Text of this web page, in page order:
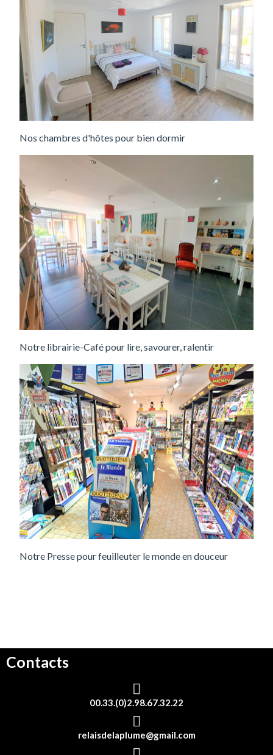
Nos chambres d'hôtes pour bien dormir
Notre librairie-Café pour lire, savourer, ralentir
Notre Presse pour feuilleuter le monde en douceur
Contacts
00.33.(0)2.98.67.32.22
relaisdelaplume@gmail.com